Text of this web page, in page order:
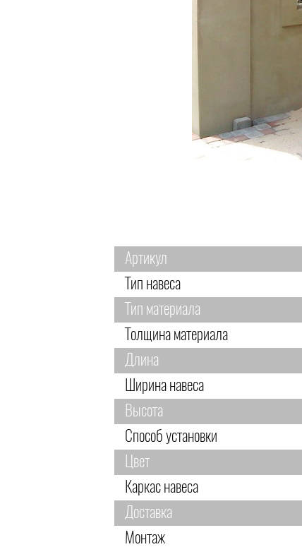
Артикул
Тип навеса
Тип материала
Толщина материала
Длина
Ширина навеса
Высота
Способ установки
Цвет
Каркас навеса
Доставка
Монтаж